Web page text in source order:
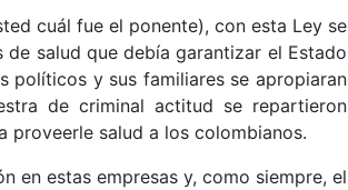
cuál fue el ponente), con esta Ley se
salud que debía garantizar el Estado
políticos y sus familiares se apropiaran
de criminal actitud se repartieron
proveerle salud a los colombianos.
en estas empresas y, como siempre, el